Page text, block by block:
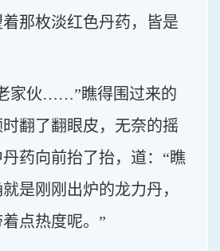
那枚淡红色丹药，皆是
家伙……”瞧得围过来的
翻了翻眼皮，无奈的摇
药向前抬了抬，道：“瞧
是刚刚出炉的龙力丹，
点热度呢。”